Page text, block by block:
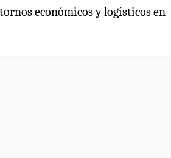
económicos y logísticos en